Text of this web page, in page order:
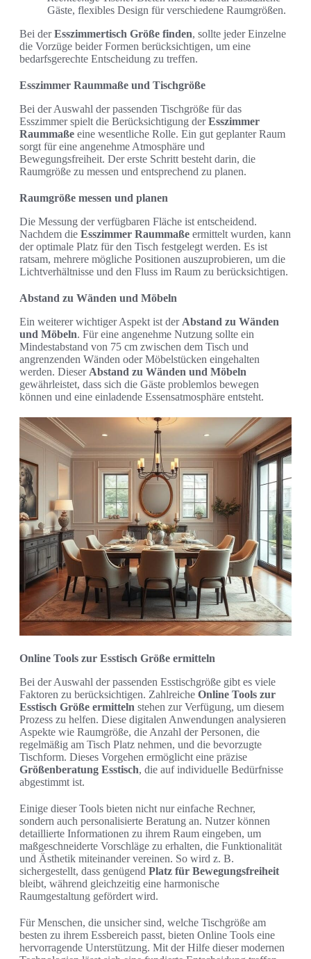
Gäste, flexibles Design für verschiedene Raumgrößen.
Bei derEsszimmertisch Größe finden, sollte jeder Einzelne
die Vorzüge beider Formen berücksichtigen, um eine
bedarfsgerechte Entscheidung zu treffen.
Esszimmer Raummaße und Tischgröße
Bei der Auswahl der passenden Tischgröße für das
Esszimmer spielt die Berücksichtigung derEsszimmer
Raummaße eine wesentliche Rolle. Ein gut geplanter Raum
sorgt für eine angenehme Atmosphäre und
Bewegungsfreiheit. Der erste Schritt besteht darin, die
Raumgröße zu messen und entsprechend zu planen.
Raumgröße messen und planen
Die Messung der verfügbaren Fläche ist entscheidend.
Nachdem die Esszimmer Raummaße ermittelt wurden, kann
der optimale Platz für den Tisch festgelegt werden. Es ist
ratsam, mehrere mögliche Positionen auszuprobieren, um die
Lichtverhältnisse und den Fluss im Raum zu berücksichtigen.
Abstand zu Wänden und Möbeln
Ein weiterer wichtiger Aspekt ist der Abstand zu Wänden
und Möbeln. Für eine angenehme Nutzung sollte ein
Mindestabstand von 75 cm zwischen dem Tisch und
angrenzenden Wänden oder Möbelstücken eingehalten
werden. Dieser Abstand zu Wänden und Möbeln
gewährleistet, dass sich die Gäste problemlos bewegen
können und eine einladende Essensatmosphäre entsteht.
Online Tools zur Esstisch Größe ermitteln
Bei der Auswahl der passenden Esstischgröße gibt es viele
Faktoren zu berücksichtigen. Zahlreiche Online Tools zur
Esstisch Größe ermitteln stehen zur Verfügung, um diesem
Prozess zu helfen. Diese digitalen Anwendungen analysieren
Aspekte wie Raumgröße, die Anzahl der Personen, die
regelmäßig am Tisch Platz nehmen, und die bevorzugte
Tischform. Dieses Vorgehen ermöglicht eine präzise
Größenberatung Esstisch, die auf individuelle Bedürfnisse
abgestimmt ist.
Einige dieser Tools bieten nicht nur einfache Rechner,
sondern auch personalisierte Beratung an. Nutzer können
detaillierte Informationen zu ihrem Raum eingeben, um
maßgeschneiderte Vorschläge zu erhalten, die Funktionalität
und Ästhetik miteinander vereinen. So wird z. B.
sichergestellt, dass genügend Platz für Bewegungsfreiheit
bleibt, während gleichzeitig eine harmonische
Raumgestaltung gefördert wird.
Für Menschen, die unsicher sind, welche Tischgröße am
besten zu ihrem Essbereich passt, bieten Online Tools eine
hervorragende Unterstützung. Mit der Hilfe dieser modernen